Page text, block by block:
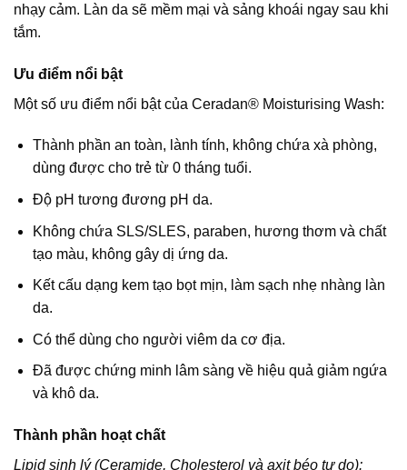
nhạy cảm. Làn da sẽ mềm mại và sảng khoái ngay sau khi
tắm.
Ưu điểm nổi bật
Một số ưu điểm nổi bật của Ceradan® Moisturising Wash:
Thành phần an toàn, lành tính, không chứa xà phòng,
dùng được cho trẻ từ 0 tháng tuổi.
Độ pH tương đương pH da.
Không chứa SLS/SLES, paraben, hương thơm và chất
tạo màu, không gây dị ứng da.
Kết cấu dạng kem tạo bọt mịn, làm sạch nhẹ nhàng làn
da.
Có thể dùng cho người viêm da cơ địa.
Đã được chứng minh lâm sàng về hiệu quả giảm ngứa
và khô da.
Thành phần hoạt chất
Lipid sinh lý (Ceramide, Cholesterol và axit béo tự do):